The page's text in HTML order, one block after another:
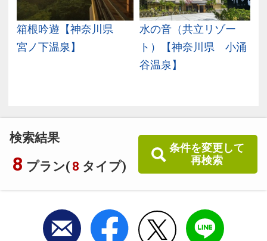
検索結果
8 プラン( 8 タイプ)
条件を変更して
再検索
箱根吟遊【神奈川県
宮ノ下温泉】
水の音（共立リゾー
ト）【神奈川県 小涌
谷温泉】